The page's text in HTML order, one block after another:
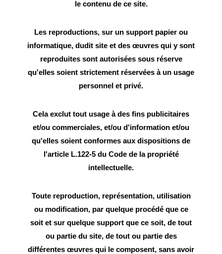
le contenu de ce site.
Les reproductions, sur un support papier ou
informatique, dudit site et des œuvres qui y sont
reproduites sont autorisées sous réserve
qu'elles soient strictement réservées à un usage
personnel et privé.
Cela exclut tout usage à des fins publicitaires
et/ou commerciales, et/ou d'information et/ou
qu'elles soient conformes aux dispositions de
l'article L.122-5 du Code de la propriété
intellectuelle.
Toute reproduction, représentation, utilisation
ou modification, par quelque procédé que ce
soit et sur quelque support que ce soit, de tout
ou partie du site, de tout ou partie des
différentes œuvres qui le composent, sans avoir